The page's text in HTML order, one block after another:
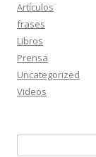
Artículos
frases
Libros
Prensa
Uncategorized
Videos